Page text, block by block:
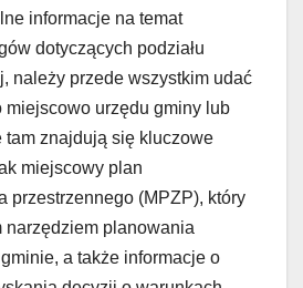
informacje na temat
dotyczących podziału
należy przede wszystkim udać
miejscowo urzędu gminy lub
tam znajdują się kluczowe
miejscowy plan
przestrzennego (MPZP), który
narzędziem planowania
a także informacje o